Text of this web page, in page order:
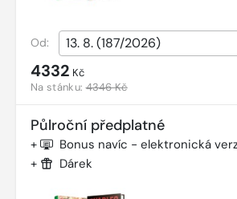
Od:
4332 Kč
Na stánku:4346 Kč
Půlroční předplatné
+ Bonus navíc - elektronická
+ Dárek